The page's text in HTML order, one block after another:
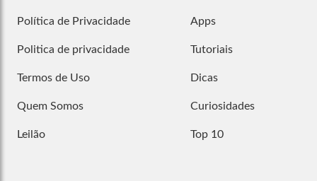
Política de Privacidade
Politica de privacidade
Termos de Uso
Quem Somos
Leilão
Apps
Tutoriais
Dicas
Curiosidades
Top 10